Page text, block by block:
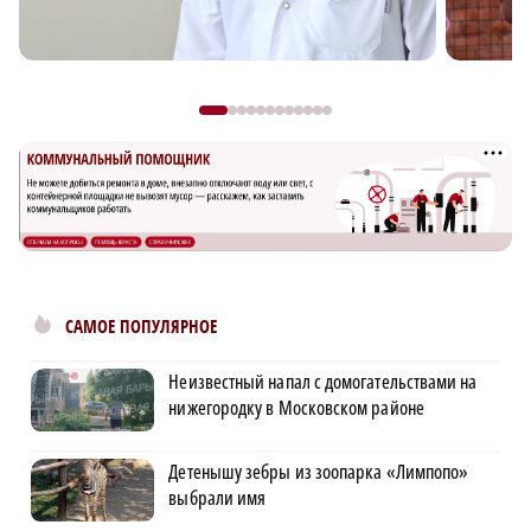
САМОЕ ПОПУЛЯРНОЕ
Неизвестный напал с домогательствами на
нижегородку в Московском районе
Детенышу зебры из зоопарка «Лимпопо»
выбрали имя